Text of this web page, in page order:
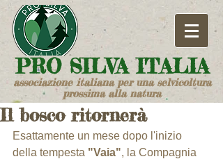
​PRO SILVA ITALIA
associazione italiana per una selvicoltura
prossima alla natura
Il bosco ritornerà
Esattamente un mese dopo l'inizio
della tempesta "Vaia", la Compagnia